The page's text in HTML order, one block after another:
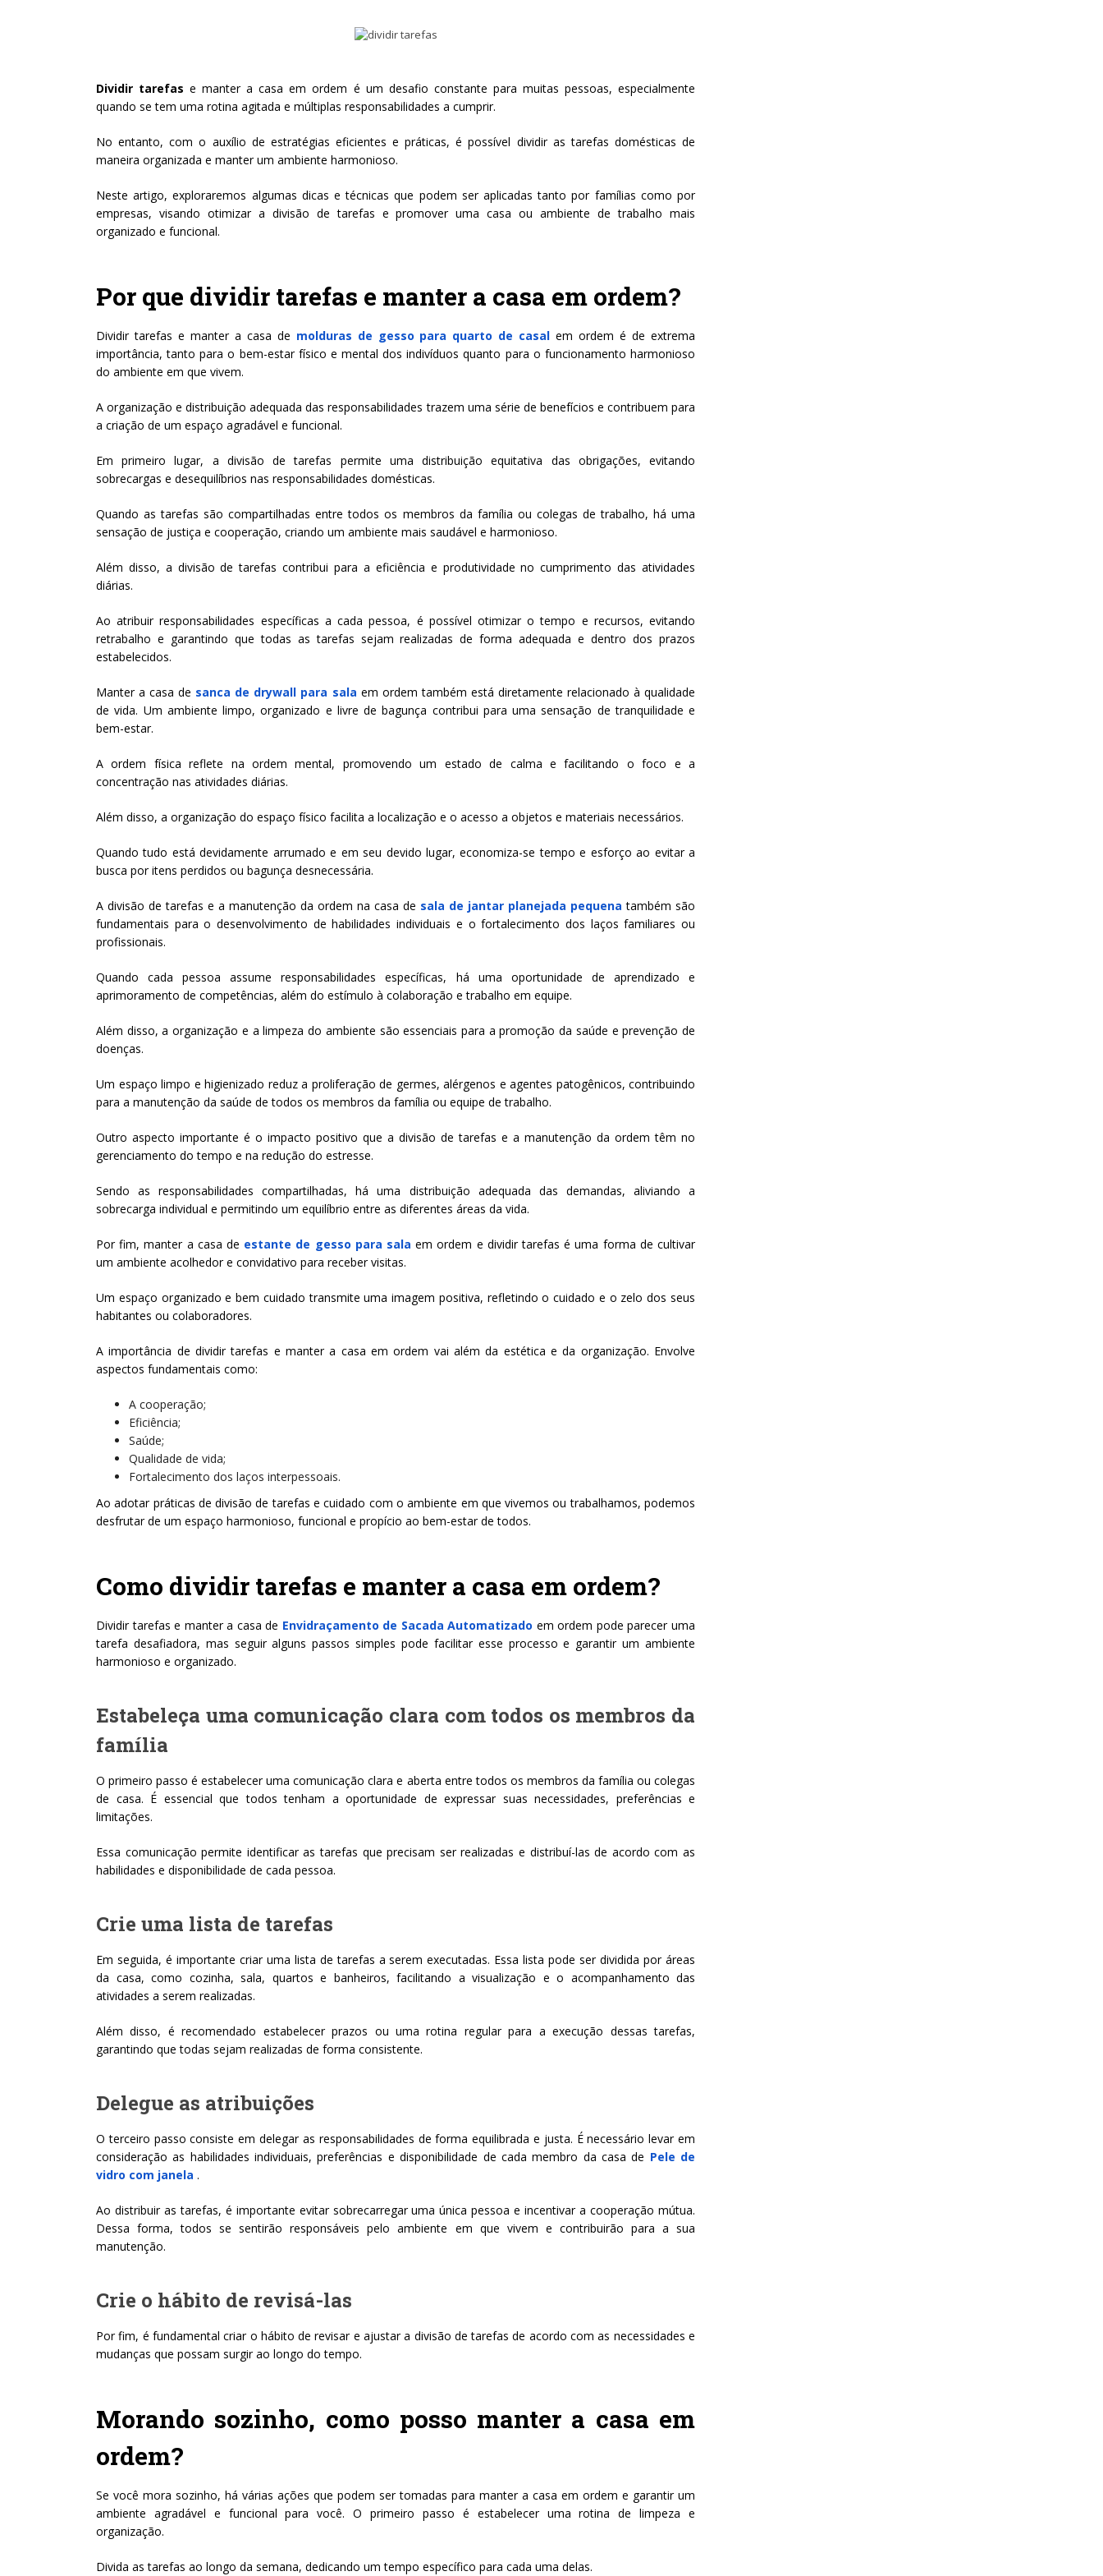
Dividir tarefas e manter a casa em ordem é um desafio constante para muitas pessoas, especialmente
quando se tem uma rotina agitada e múltiplas responsabilidades a cumprir.
No entanto, com o auxílio de estratégias eficientes e práticas, é possível dividir as tarefas domésticas de
maneira organizada e manter um ambiente harmonioso.
Neste artigo, exploraremos algumas dicas e técnicas que podem ser aplicadas tanto por famílias como por
empresas, visando otimizar a divisão de tarefas e promover uma casa ou ambiente de trabalho mais
organizado e funcional.
Por que dividir tarefas e manter a casa em ordem?
Dividir tarefas e manter a casa de molduras de gesso para quarto de casal em ordem é de extrema
importância, tanto para o bem-estar físico e mental dos indivíduos quanto para o funcionamento harmonioso
do ambiente em que vivem.
A organização e distribuição adequada das responsabilidades trazem uma série de benefícios e contribuem para
a criação de um espaço agradável e funcional.
Em primeiro lugar, a divisão de tarefas permite uma distribuição equitativa das obrigações, evitando
sobrecargas e desequilíbrios nas responsabilidades domésticas.
Quando as tarefas são compartilhadas entre todos os membros da família ou colegas de trabalho, há uma
sensação de justiça e cooperação, criando um ambiente mais saudável e harmonioso.
Além disso, a divisão de tarefas contribui para a eficiência e produtividade no cumprimento das atividades
diárias.
Ao atribuir responsabilidades específicas a cada pessoa, é possível otimizar o tempo e recursos, evitando
retrabalho e garantindo que todas as tarefas sejam realizadas de forma adequada e dentro dos prazos
estabelecidos.
Manter a casa de sanca de drywall para sala em ordem também está diretamente relacionado à qualidade
de vida. Um ambiente limpo, organizado e livre de bagunça contribui para uma sensação de tranquilidade e
bem-estar.
A ordem física reflete na ordem mental, promovendo um estado de calma e facilitando o foco e a
concentração nas atividades diárias.
Além disso, a organização do espaço físico facilita a localização e o acesso a objetos e materiais necessários.
Quando tudo está devidamente arrumado e em seu devido lugar, economiza-se tempo e esforço ao evitar a
busca por itens perdidos ou bagunça desnecessária.
A divisão de tarefas e a manutenção da ordem na casa de sala de jantar planejada pequena também são
fundamentais para o desenvolvimento de habilidades individuais e o fortalecimento dos laços familiares ou
profissionais.
Quando cada pessoa assume responsabilidades específicas, há uma oportunidade de aprendizado e
aprimoramento de competências, além do estímulo à colaboração e trabalho em equipe.
Além disso, a organização e a limpeza do ambiente são essenciais para a promoção da saúde e prevenção de
doenças.
Um espaço limpo e higienizado reduz a proliferação de germes, alérgenos e agentes patogênicos, contribuindo
para a manutenção da saúde de todos os membros da família ou equipe de trabalho.
Outro aspecto importante é o impacto positivo que a divisão de tarefas e a manutenção da ordem têm no
gerenciamento do tempo e na redução do estresse.
Sendo as responsabilidades compartilhadas, há uma distribuição adequada das demandas, aliviando a
sobrecarga individual e permitindo um equilíbrio entre as diferentes áreas da vida.
Por fim, manter a casa de estante de gesso para sala em ordem e dividir tarefas é uma forma de cultivar
um ambiente acolhedor e convidativo para receber visitas.
Um espaço organizado e bem cuidado transmite uma imagem positiva, refletindo o cuidado e o zelo dos seus
habitantes ou colaboradores.
A importância de dividir tarefas e manter a casa em ordem vai além da estética e da organização. Envolve
aspectos fundamentais como:
A cooperação;
Eficiência;
Saúde;
Qualidade de vida;
Fortalecimento dos laços interpessoais.
Ao adotar práticas de divisão de tarefas e cuidado com o ambiente em que vivemos ou trabalhamos, podemos
desfrutar de um espaço harmonioso, funcional e propício ao bem-estar de todos.
Como dividir tarefas e manter a casa em ordem?
Dividir tarefas e manter a casa de Envidraçamento de Sacada Automatizado em ordem pode parecer uma
tarefa desafiadora, mas seguir alguns passos simples pode facilitar esse processo e garantir um ambiente
harmonioso e organizado.
Estabeleça uma comunicação clara com todos os membros da
família
O primeiro passo é estabelecer uma comunicação clara e aberta entre todos os membros da família ou colegas
de casa. É essencial que todos tenham a oportunidade de expressar suas necessidades, preferências e
limitações.
Essa comunicação permite identificar as tarefas que precisam ser realizadas e distribuí-las de acordo com as
habilidades e disponibilidade de cada pessoa.
Crie uma lista de tarefas
Em seguida, é importante criar uma lista de tarefas a serem executadas. Essa lista pode ser dividida por áreas
da casa, como cozinha, sala, quartos e banheiros, facilitando a visualização e o acompanhamento das
atividades a serem realizadas.
Além disso, é recomendado estabelecer prazos ou uma rotina regular para a execução dessas tarefas,
garantindo que todas sejam realizadas de forma consistente.
Delegue as atribuições
O terceiro passo consiste em delegar as responsabilidades de forma equilibrada e justa. É necessário levar em
consideração as habilidades individuais, preferências e disponibilidade de cada membro da casa de Pele de
vidro com janela .
Ao distribuir as tarefas, é importante evitar sobrecarregar uma única pessoa e incentivar a cooperação mútua.
Dessa forma, todos se sentirão responsáveis pelo ambiente em que vivem e contribuirão para a sua
manutenção.
Crie o hábito de revisá-las
Por fim, é fundamental criar o hábito de revisar e ajustar a divisão de tarefas de acordo com as necessidades e
mudanças que possam surgir ao longo do tempo.
Morando sozinho, como posso manter a casa em
ordem?
Se você mora sozinho, há várias ações que podem ser tomadas para manter a casa em ordem e garantir um
ambiente agradável e funcional para você. O primeiro passo é estabelecer uma rotina de limpeza e
organização.
Divida as tarefas ao longo da semana, dedicando um tempo específico para cada uma delas.